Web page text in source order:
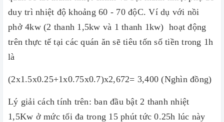
duy trì nhiệt độ khoảng 60 - 70 độC. Ví dụ với nồi
phở 4kw (2 thanh 1,5kw và 1 thanh 1kw) hoạt động
trên thực tế tại các quán ăn sẽ tiêu tốn số tiền trong 1h
là
(2x1.5x0.25+1x0.75x0.7)x2,672= 3,400 (Nghìn đồng)
Lý giải cách tính trên: ban đầu bật 2 thanh nhiệt
1,5Kw ở mức tối đa trong 15 phút tức 0.25h lúc này